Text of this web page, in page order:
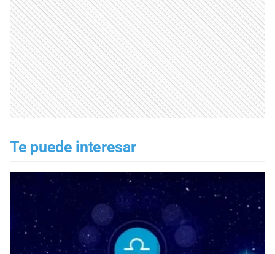
Te puede interesar